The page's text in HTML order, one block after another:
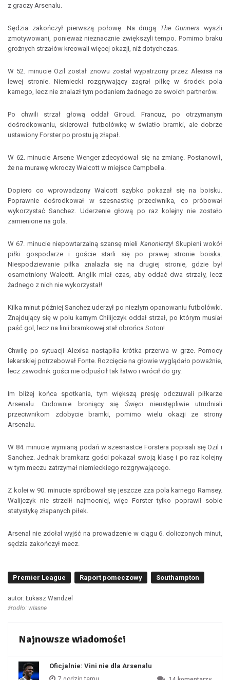
z graczy Arsenalu.
Sędzia zakończył pierwszą połowę. Na drugą The Gunners wyszli
zmotywowani, ponieważ nieznacznie zwiększyli tempo. Pomimo braku
groźnych strzałów kreowali więcej okazji, niż dotychczas.
W 52. minucie Özil został znowu został wypatrzony przez Alexisa na
lewej stronie. Niemiecki rozgrywający zagrał piłkę w środek pola
karnego, lecz nie znalazł tym podaniem żadnego ze swoich partnerów.
Po chwili strzał głową oddał Giroud. Francuz, po otrzymanym
dośrodkowaniu, skierował futbolówkę w światło bramki, ale dobrze
ustawiony Forster po prostu ją złapał.
W 62. minucie Arsene Wenger zdecydował się na zmianę. Postanowił,
że na murawę wkroczy Walcott w miejsce Campbella.
Dopiero co wprowadzony Walcott szybko pokazał się na boisku.
Poprawnie dośrodkował w szesnastkę przeciwnika, co próbował
wykorzystać Sanchez. Uderzenie głową po raz kolejny nie zostało
zamienione na gola.
W 67. minucie niepowtarzalną szansę mieli Kanonierzy! Skupieni wokół
piłki gospodarze i goście starli się po prawej stronie boiska.
Niespodziewanie piłka znalazła się na drugiej stronie, gdzie był
osamotniony Walcott. Anglik miał czas, aby oddać dwa strzały, lecz
żadnego z nich nie wykorzystał!
Kilka minut później Sanchez uderzył po niezłym opanowaniu futbolówki.
Znajdujący się w polu karnym Chilijczyk oddał strzał, po którym musiał
paść gol, lecz na linii bramkowej stał obrońca Soton!
Chwilę po sytuacji Alexisa nastąpiła krótka przerwa w grze. Pomocy
lekarskiej potrzebował Fonte. Rozcięcie na głowie wyglądało poważnie,
lecz zawodnik gości nie odpuścił tak łatwo i wrócił do gry.
Im bliżej końca spotkania, tym większą presję odczuwali piłkarze
Arsenalu. Cudownie broniący sięŚwięci nieustępliwie utrudniali
przeciwnikom zdobycie bramki, pomimo wielu okazji ze strony
Arsenalu.
W 84. minucie wymianą podań w szesnastce Forstera popisali się Özil i
Sanchez. Jednak bramkarz gości pokazał swoją klasę i po raz kolejny
w tym meczu zatrzymał niemieckiego rozgrywającego.
Z kolei w 90. minucie spróbował się jeszcze zza pola karnego Ramsey.
Walijczyk nie strzelił najmocniej, więc Forster tylko poprawił sobie
statystykę złapanych piłek.
Arsenal nie zdołał wyjść na prowadzenie w ciągu 6. doliczonych minut,
sędzia zakończył mecz.
Premier League Raport pomeczowy Southampton
autor: Łukasz Wandzel
źrodło: własne
Najnowsze wiadomości
Oficjalnie: Vini nie dla Arsenalu